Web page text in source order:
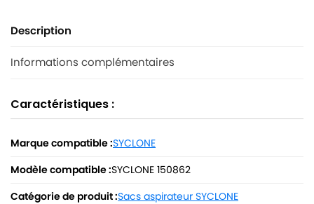
Description
Informations complémentaires
Caractéristiques :
Marque compatible :SYCLONE
Modèle compatible :SYCLONE 150862
Catégorie de produit :Sacs aspirateur SYCLONE